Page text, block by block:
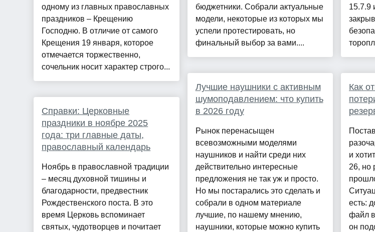
одному из главных православных
праздников – Крещению
Господню. В отличие от самого
Крещения 19 января, которое
отмечается торжественно,
сочельник носит характер строго...
Справки: Церковные
праздники в ноябре 2025
года: три главные даты,
православный календарь
Ноябрь в православной традиции
– месяц духовной тишины и
благодарности, предвестник
Рождественского поста. В это
время Церковь вспоминает
святых, чудотворцев и почитает
бюджетники. Собрали актуальные
модели, некоторые из которых мы
успели протестировать, но
финальный выбор за вами....
Лучшие наушники с активным
шумоподавлением: что купить
в 2026 году
Рынок перенасыщен
всевозможными моделями
наушников и найти среди них
действительно интересные
предложения не так уж и просто.
Но мы постарались это сделать и
собрали в одном материале
лучшие, по нашему мнению,
наушники, которые можно купить
15.7.9
Как
и
26, но
есть:
файл
он